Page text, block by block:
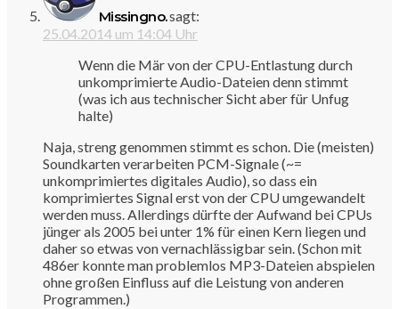
Missingno.sagt:
25.04.2014 um 14:04 Uhr
Wenn die Mär von der CPU-Entlastung durch
unkomprimierte Audio-Dateien denn stimmt
(was ich aus technischer Sicht aber für Unfug
halte)
Naja, streng genommen stimmt es schon. Die (meisten)
Soundkarten verarbeiten PCM-Signale (~=
unkomprimiertes digitales Audio), so dass ein
komprimiertes Signal erst von der CPU umgewandelt
werden muss. Allerdings dürfte der Aufwand bei CPUs
jünger als 2005 bei unter 1% für einen Kern liegen und
daher so etwas von vernachlässigbar sein. (Schon mit
486er konnte man problemlos MP3-Dateien abspielen
ohne großen Einfluss auf die Leistung von anderen
Programmen.)